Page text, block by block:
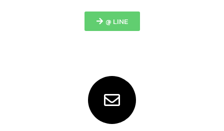
@ LINE